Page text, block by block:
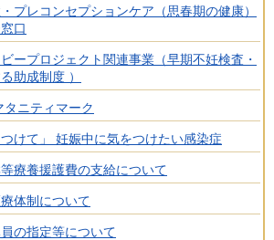
プレコンセプションケア（思春期の健康）
口
ープロジェクト関連事業（早期不妊検査・
助成制度 ）
タニティマーク
つけて」 妊娠中に気をつけたい感染症
療養援護費の支給について
体制について
の指定等について